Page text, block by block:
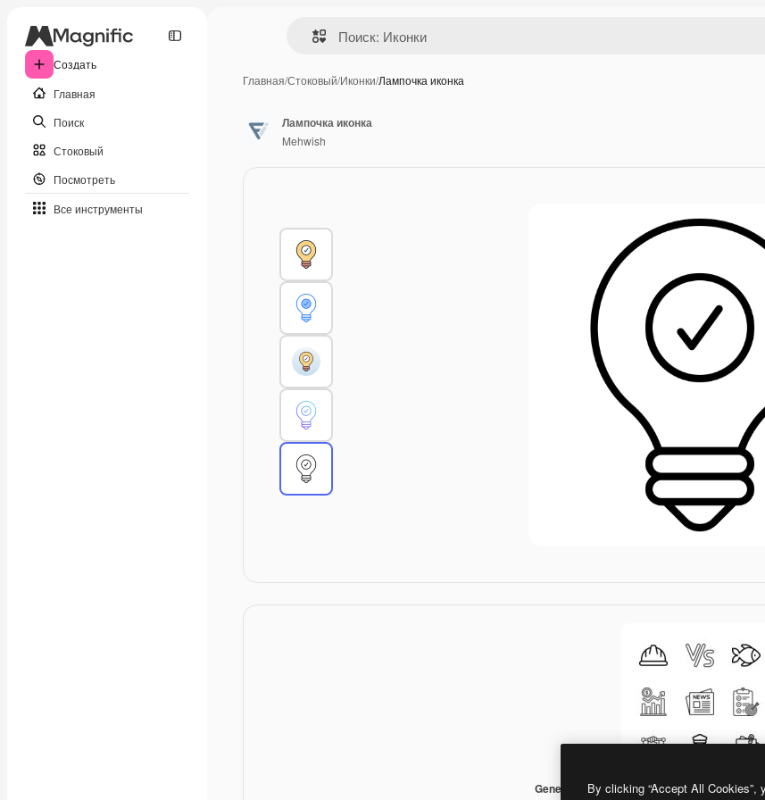
Создать
Главная
Поиск
Стоковый
Посмотреть
Все инструменты
Главная/Стоковый/Иконки/Лампочка иконка
Generic Detailed Outline
Лампочка иконка
Mehwish
By clicking “Accept All